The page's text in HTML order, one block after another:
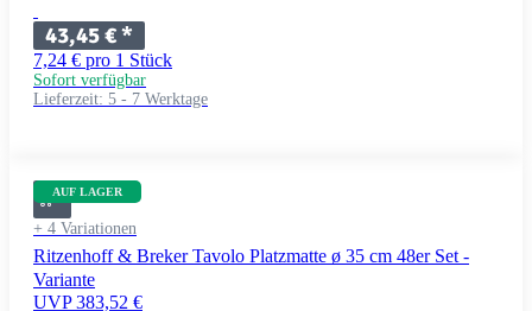
43,45 €*
7,24 € pro 1 Stück
Sofort verfügbar
Lieferzeit: 5 - 7 Werktage
AUF LAGER
+ 4 Variationen
Ritzenhoff & Breker Tavolo Platzmatte ø 35 cm 48er Set -
Variante
UVP 383,52 €